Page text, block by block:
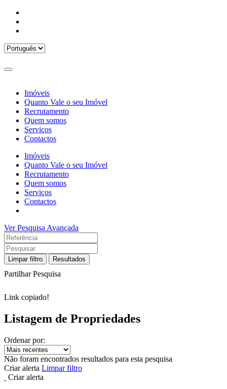
Imóveis
Quanto Vale o seu Imóvel
Recrutamento
Quem somos
Serviços
Contactos
Imóveis
Quanto Vale o seu Imóvel
Recrutamento
Quem somos
Serviços
Contactos
Ver Pesquisa Avançada
Limpar filtro Resultados
Partilhar Pesquisa
Link copiado!
Listagem de Propriedades
Ordenar por:
Não foram encontrados resultados para esta pesquisa
Criar alerta Limpar filtro
Criar alerta